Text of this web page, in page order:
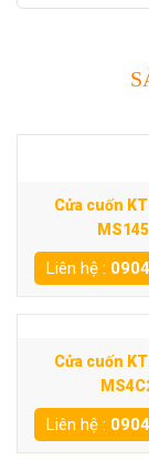
Cửa cuốn
Liên hệ :
Cửa cuốn
Liên hệ :